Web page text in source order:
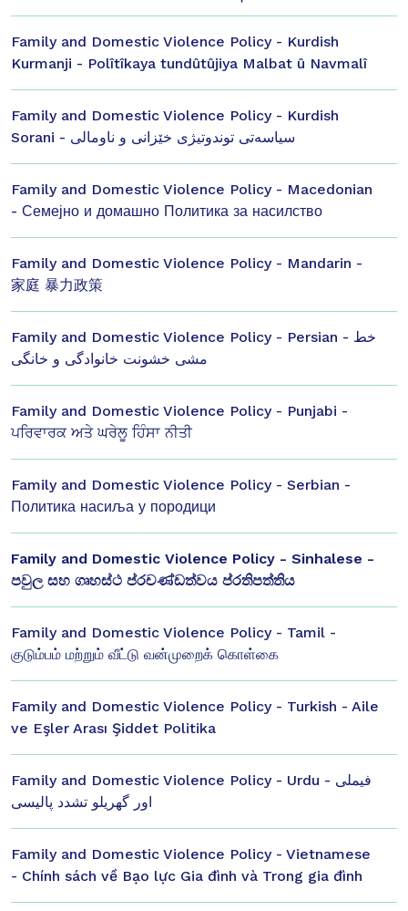
Family and Domestic Violence Policy - Kurdish
Kurmanji - Polîtîkaya tundûtûjiya Malbat û Navmalî
Family and Domestic Violence Policy - Kurdish
Sorani - سیاسەتی توندوتیژی خێزانی و ناومالی
Family and Domestic Violence Policy - Macedonian
- Семејно и домашно Политика за насилство
Family and Domestic Violence Policy - Mandarin -
家庭 暴力政策
Family and Domestic Violence Policy - Persian - خط
مشی خشونت خانوادگی و خانگی
Family and Domestic Violence Policy - Punjabi -
ਪਰਿਵਾਰਕ ਅਤੇ ਘਰੇਲੂ ਹਿੰਸਾ ਨੀਤੀ
Family and Domestic Violence Policy - Serbian -
Политика насиља у породици
Family and Domestic Violence Policy - Sinhalese -
පවුල සහ ගෘහස්ථ ප්රචණ්ඩත්වය ප්රතිපත්තිය
Family and Domestic Violence Policy - Tamil -
குடும்பம் மற்றும் வீட்டு வன்முறைக் கொள்கை
Family and Domestic Violence Policy - Turkish - Aile
ve Eşler Arası Şiddet Politika
Family and Domestic Violence Policy - Urdu - فیملی
اور گھریلو تشدد پالیسی
Family and Domestic Violence Policy - Vietnamese
- Chính sách về Bạo lực Gia đình và Trong gia đình